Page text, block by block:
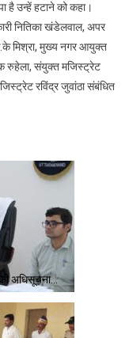
है उन्हें हटाने को कहा।
नितिका खंडेलवाल, अपर
के.के मिश्रा, मुख्य नगर आयुक्त
रुहेला, संयुक्त मजिस्ट्रेट
रविंद्र जुवांठा संबंधित
अधिसूचना…